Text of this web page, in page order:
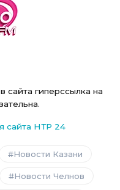
сайта гиперссылка на
сайта НТР 24
Новости Казани
Новости Челнов